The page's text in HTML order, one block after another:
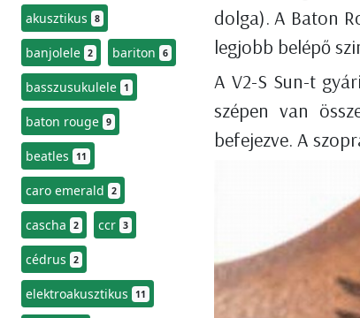
akusztikus 8
banjolele 2 bariton 6
basszusukulele 1
baton rouge 9
beatles 11
caro emerald 2
cascha 2 ccr 3
cédrus 2
elektroakusztikus 11
dolga). A Baton
legjobb belépő
A V2-S Sun-t
szépen van
befejezve. A